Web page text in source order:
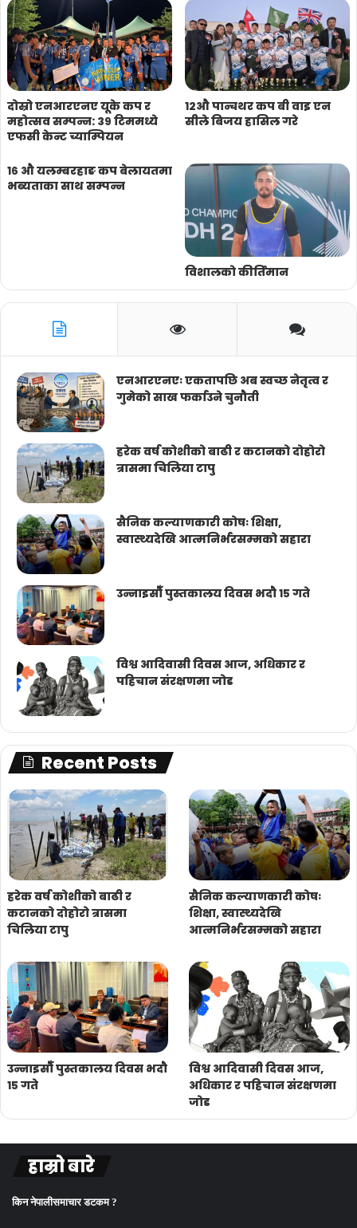
दोस्रो एनआरएनए यूके कप र
महोत्सव सम्पन्न: ३९ टिममध्ये
एफसी केन्ट च्याम्पियन
१२औ पान्चथर कप बी वाइ एन
सीले बिजय हासिल गरे
१६ औ यलम्बरहाङ कप बेलायतमा
भब्यताका साथ सम्पन्न
विशालको कीर्तिमान
एनआरएनएः एकतापछि अब स्वच्छ नेतृत्व र
गुमेको साख फर्काउने चुनौती
हरेक वर्ष कोशीको बाढी र कटानको दोहोरो
त्रासमा चिलिया टापु
सैनिक कल्याणकारी कोषः शिक्षा,
स्वास्थ्यदेखि आत्मनिर्भरसम्मको सहारा
उन्नाइसौँ पुस्तकालय दिवस भदौ १५ गते
विश्व आदिवासी दिवस आज, अधिकार र
पहिचान संरक्षणमा जोड
Recent Posts
हरेक वर्ष कोशीको बाढी र
कटानको दोहोरो त्रासमा
चिलिया टापु
सैनिक कल्याणकारी कोषः
शिक्षा, स्वास्थ्यदेखि
आत्मनिर्भरसम्मको सहारा
उन्नाइसौँ पुस्तकालय दिवस भदौ
१५ गते
विश्व आदिवासी दिवस आज,
अधिकार र पहिचान संरक्षणमा
जोड
हाम्रो बारे
किन नेपालीसमाचार डटकम ?